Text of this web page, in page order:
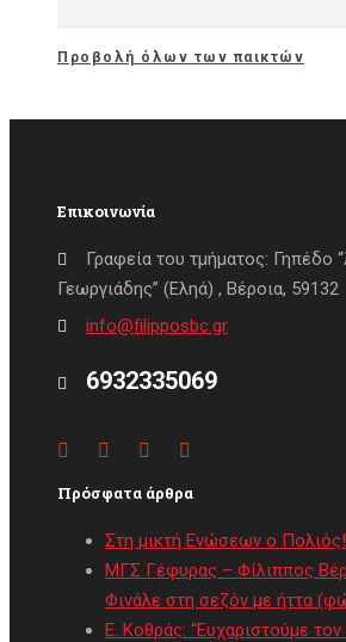
Προβολή όλων των παικτών
Επικοινωνία
Γραφεία του τμήματος: Γηπέδο
Γεωργιάδης” (Εληά) , Βέροια, 59132
info@filipposbc.gr
6932335069
Πρόσφατα άρθρα
Στη μικτή Ενώσεων ο Πολιός!
ΜΓΣ Γέφυρας – Φίλιππος
Φινάλε στη σεζόν με ήττα
Ε. Κοθράς: “Ευχαριστούμε